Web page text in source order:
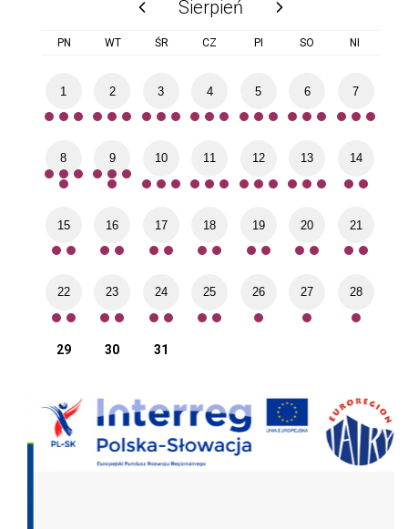
poprzedni miesiąc
Sierpień następny miesiąc
PN WT ŚR CZ PI SO NI
1 2 3 4 5 6 7
8 9 10 11 12 13 14
15 16 17 18 19 20 21
22 23 24 25 26 27 28
29 30 31